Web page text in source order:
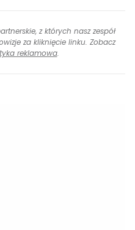
z których nasz zespół
za kliknięcie linku. Zobacz
reklamowa.